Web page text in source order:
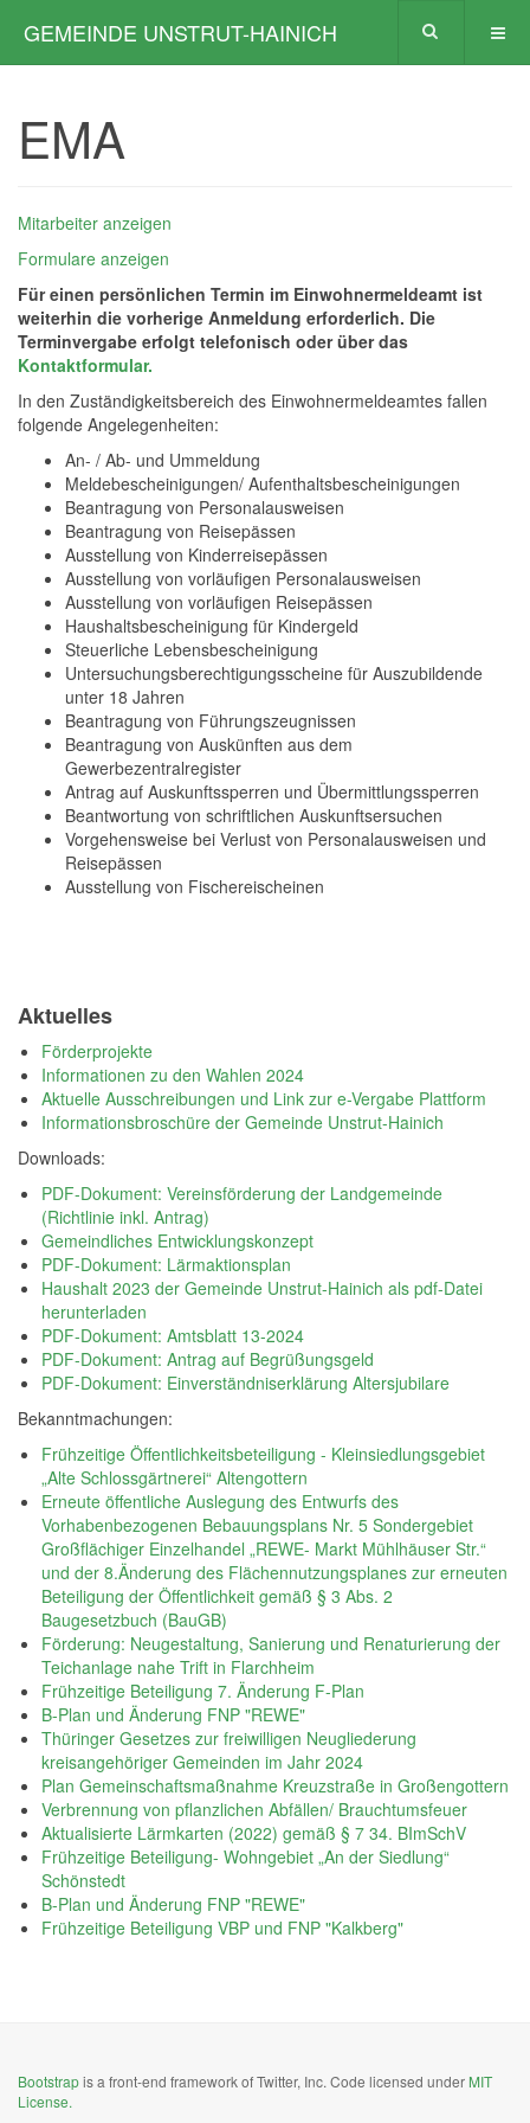
GEMEINDE UNSTRUT-HAINICH
EMA
Mitarbeiter anzeigen
Formulare anzeigen
Für einen persönlichen Termin im Einwohnermeldeamt ist
weiterhin die vorherige Anmeldung erforderlich. Die
Terminvergabe erfolgt telefonisch oder über das
Kontaktformular.
In den Zuständigkeitsbereich des Einwohnermeldeamtes fallen
folgende Angelegenheiten:
An- / Ab- und Ummeldung
Meldebescheinigungen/ Aufenthaltsbescheinigungen
Beantragung von Personalausweisen
Beantragung von Reisepässen
Ausstellung von Kinderreisepässen
Ausstellung von vorläufigen Personalausweisen
Ausstellung von vorläufigen Reisepässen
Haushaltsbescheinigung für Kindergeld
Steuerliche Lebensbescheinigung
Untersuchungsberechtigungsscheine für Auszubildende
unter 18 Jahren
Beantragung von Führungszeugnissen
Beantragung von Auskünften aus dem
Gewerbezentralregister
Antrag auf Auskunftssperren und Übermittlungssperren
Beantwortung von schriftlichen Auskunftsersuchen
Vorgehensweise bei Verlust von Personalausweisen und
Reisepässen
Ausstellung von Fischereischeinen
Aktuelles
Förderprojekte
Informationen zu den Wahlen 2024
Aktuelle Ausschreibungen und Link zur e-Vergabe Plattform
Informationsbroschüre der Gemeinde Unstrut-Hainich
Downloads:
PDF-Dokument: Vereinsförderung der Landgemeinde
(Richtlinie inkl. Antrag)
Gemeindliches Entwicklungskonzept
PDF-Dokument: Lärmaktionsplan
Haushalt 2023 der Gemeinde Unstrut-Hainich als pdf-Datei
herunterladen
PDF-Dokument: Amtsblatt 13-2024
PDF-Dokument: Antrag auf Begrüßungsgeld
PDF-Dokument: Einverständniserklärung Altersjubilare
Bekanntmachungen:
Frühzeitige Öffentlichkeitsbeteiligung - Kleinsiedlungsgebiet
„Alte Schlossgärtnerei“ Altengottern
Erneute öffentliche Auslegung des Entwurfs des
Vorhabenbezogenen Bebauungsplans Nr. 5 Sondergebiet
Großflächiger Einzelhandel „REWE- Markt Mühlhäuser Str.“
und der 8.Änderung des Flächennutzungsplanes zur erneuten
Beteiligung der Öffentlichkeit gemäß § 3 Abs. 2
Baugesetzbuch (BauGB)
Förderung: Neugestaltung, Sanierung und Renaturierung der
Teichanlage nahe Trift in Flarchheim
Frühzeitige Beteiligung 7. Änderung F-Plan
B-Plan und Änderung FNP "REWE"
Thüringer Gesetzes zur freiwilligen Neugliederung
kreisangehöriger Gemeinden im Jahr 2024
Plan Gemeinschaftsmaßnahme Kreuzstraße in Großengottern
Verbrennung von pflanzlichen Abfällen/ Brauchtumsfeuer
Aktualisierte Lärmkarten (2022) gemäß § 7 34. BImSchV
Frühzeitige Beteiligung- Wohngebiet „An der Siedlung“
Schönstedt
B-Plan und Änderung FNP "REWE"
Frühzeitige Beteiligung VBP und FNP "Kalkberg"
Bootstrapis a front-end framework of Twitter, Inc. Code licensed under MIT
License.